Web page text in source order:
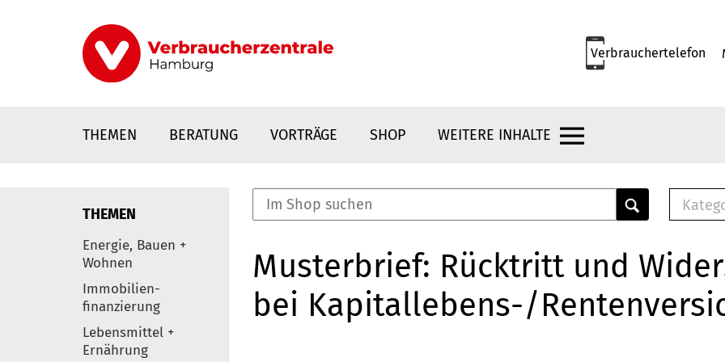
Verbrauchertelefon
THEMEN BERATUNG VORTRÄGE SHOP WEITERE INHALTE
Elemente
THEMEN
Energie, Bauen +
Wohnen
Immobilien-
finanzierung
Lebensmittel +
Ernährung
E-
Musterbrief: Rücktritt und
bei Kapitallebens-/